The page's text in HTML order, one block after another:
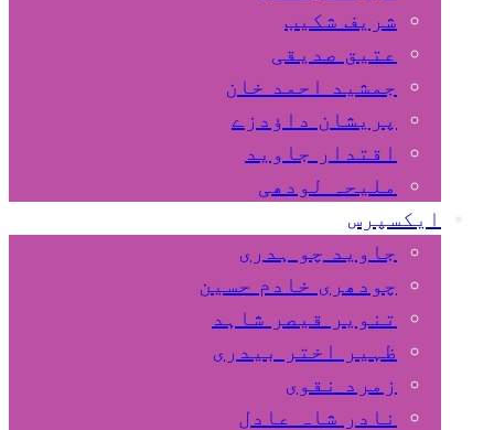
شریف شکیب
عتیق صدیقی
جمشید احمد خان
پریشان داﺅدزے
اقتدار جاوید
ملیحہ لودھی
ایکسپرس
جاوید چو ہدری
چودھری خادم حسین
تنویر قیصر شاہد
ظہیر اختر بیدری
زمرد نقوی
نادر شاہ عادل